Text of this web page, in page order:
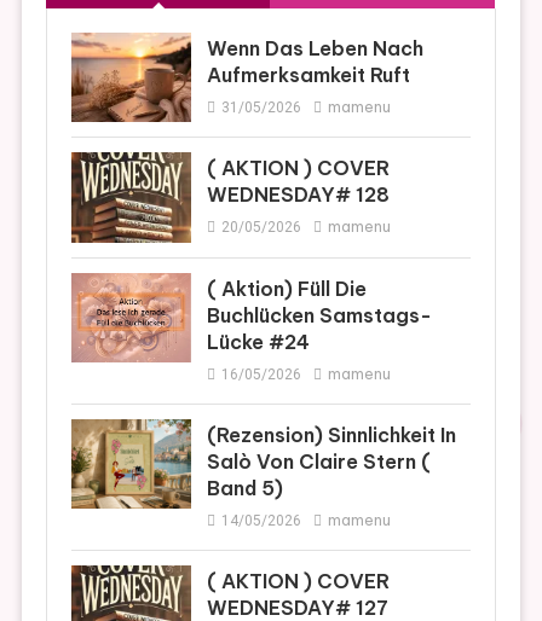
Wenn Das Leben Nach
Aufmerksamkeit Ruft
31/05/2026 mamenu
( AKTION ) COVER
WEDNESDAY# 128
20/05/2026 mamenu
( Aktion) Füll Die
Buchlücken Samstags-
Lücke #24
16/05/2026 mamenu
(Rezension) Sinnlichkeit In
Salò Von Claire Stern (
Band 5)
14/05/2026 mamenu
( AKTION ) COVER
WEDNESDAY# 127